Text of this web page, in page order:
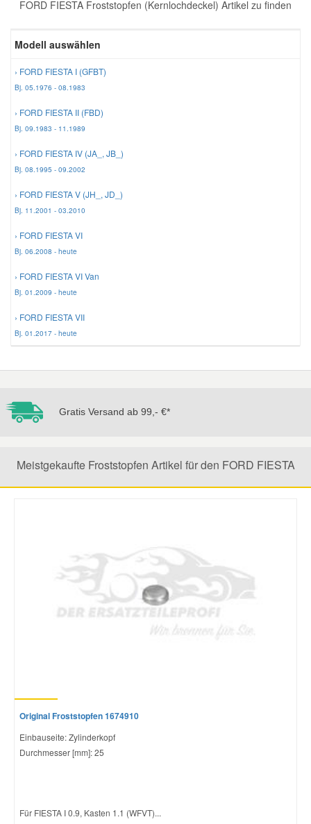
FORD FIESTA Froststopfen (Kernlochdeckel) Artikel zu finden
Modell auswählen
› FORD FIESTA I (GFBT)
Bj. 05.1976 - 08.1983
› FORD FIESTA II (FBD)
Bj. 09.1983 - 11.1989
› FORD FIESTA IV (JA_, JB_)
Bj. 08.1995 - 09.2002
› FORD FIESTA V (JH_, JD_)
Bj. 11.2001 - 03.2010
› FORD FIESTA VI
Bj. 06.2008 - heute
› FORD FIESTA VI Van
Bj. 01.2009 - heute
› FORD FIESTA VII
Bj. 01.2017 - heute
Gratis Versand ab 99,- €*
Meistgekaufte Froststopfen Artikel für den FORD FIESTA
Original Froststopfen 1674910
Einbauseite: Zylinderkopf
Durchmesser [mm]: 25
Für FIESTA I 0.9, Kasten 1.1 (WFVT)...
Zündanlage und Glühanlage
Mini Ersatzteile
Mitsubishi Ersatzteile
Seat Ersatzteile
Skoda Ersatzteile
Suzuki Ersatzteile
Toyota Ersatzteile
Volvo Ersatzteile